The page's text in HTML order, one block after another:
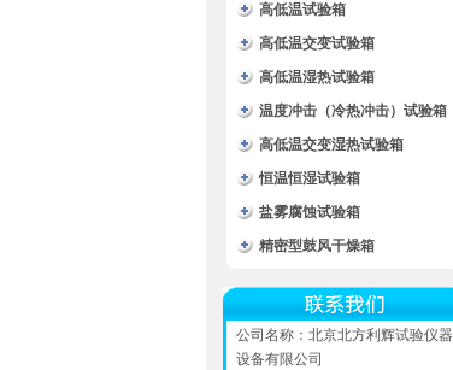
高低温试验箱
高低温交变试验箱
高低温湿热试验箱
温度冲击（冷热冲击）试验箱
高低温交变湿热试验箱
恒温恒湿试验箱
盐雾腐蚀试验箱
精密型鼓风干燥箱
公司名称：北京北方利辉试验仪器
设备有限公司